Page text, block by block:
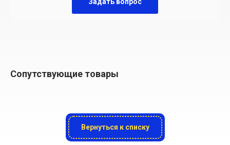
Задать вопрос
Сопутствующие товары
Вернуться к списку